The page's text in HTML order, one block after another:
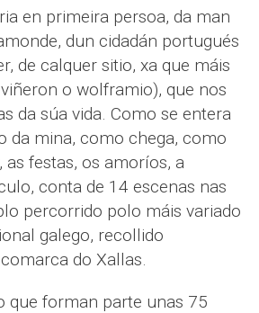
en primeira persoa, da man
dun cidadán portugués
de calquer sitio, xa que máis
o wolframio), que nos
da súa vida. Como se entera
da mina, como chega, como
as festas, os amoríos, a
conta de 14 escenas nas
percorrido polo máis variado
galego, recollido
do Xallas.
que forman parte unas 75